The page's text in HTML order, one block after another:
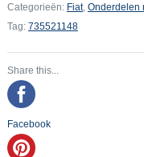
Categorieën: Fiat, Onderdelen
Tag: 735521148
Share this...
Facebook